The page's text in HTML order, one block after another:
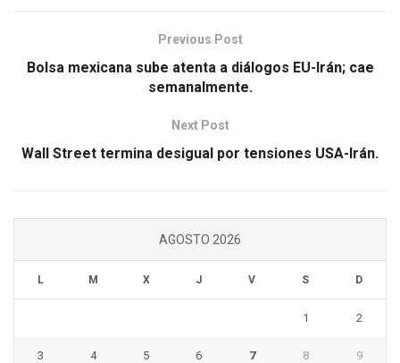
Previous Post
Bolsa mexicana sube atenta a diálogos EU-Irán; cae
semanalmente.
Next Post
Wall Street termina desigual por tensiones USA-Irán.
AGOSTO 2026
L M X J V S D
1 2
3 4 5 6 7 8 9